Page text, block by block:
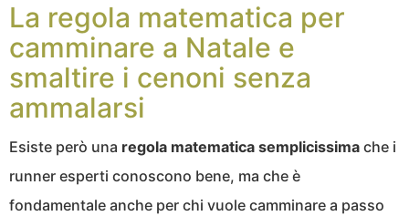
La regola matematica per
camminare a Natale e
smaltire i cenoni senza
ammalarsi
Esiste però una regola matematica semplicissima che i
runner esperti conoscono bene, ma che è
fondamentale anche per chi vuole camminare a passo